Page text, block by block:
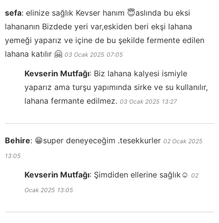
sefa: elinize sağlık Kevser hanım 😇aslında bu eksi
lahananın Bizdede yeri var,eskiden beri ekşi lahana
yemeği yaparız ve içine de bu şekilde fermente edilen
lahana katılır 🤗 03 Ocak 2025 07:05
Kevserin Mutfağı: Biz lahana kalyesi ismiyle
yaparız ama turşu yapımında sirke ve su kullanılır,
lahana fermante edilmez. 03 Ocak 2025 13:27
Behire: 😁super deneyeceğim .tesekkurler 02 Ocak 2025
13:05
Kevserin Mutfağı: Şimdiden ellerine sağlık☺️ 02
Ocak 2025 13:05